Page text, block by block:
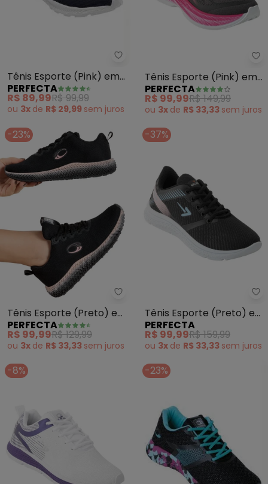
Perfecta - Tênis Esporte (Pink)
Tênis Esporte (Pink) em
Tecido
PERFECTA
R$ 89,99R$ 99,99
ou 3x de R$ 29,99 sem juros
Tênis Esporte (Pink) em
Tecido
PERFECTA
R$ 99,99R$ 149,99
ou 3x de R$ 33,33 sem juros
-23%
Perfecta - Tênis Esporte
Tênis Esporte (Preto) em
Tecido
PERFECTA
R$ 99,99R$ 129,99
ou 3x de R$ 33,33 sem juros
-37%
Tênis Esporte (Preto) em
Tecido
PERFECTA
R$ 99,99R$ 159,99
ou 3x de R$ 33,33 sem juros
-8% -23%